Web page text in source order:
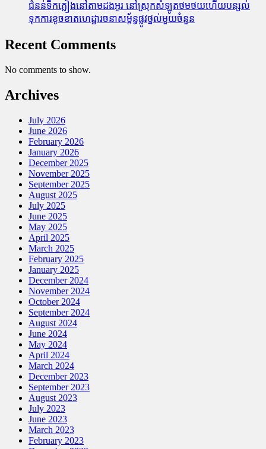
ជំនន់​ទឹកភ្លៀង​នៅ​តាម​ដងអូរ​ នៅ​ស្រុក​សំឡូត​ថមថយ​ហើយ​បន្សល់​
ទុក​ការ​ខូចខាត​ហេដ្ឋារចនាសម្ព័ន្ធ​ផ្លូវថ្នល់​មួយ​ចំនួន
Recent Comments
No comments to show.
Archives
July 2026
June 2026
February 2026
January 2026
December 2025
November 2025
September 2025
August 2025
July 2025
June 2025
May 2025
April 2025
March 2025
February 2025
January 2025
December 2024
November 2024
October 2024
September 2024
August 2024
June 2024
May 2024
April 2024
March 2024
December 2023
September 2023
August 2023
July 2023
June 2023
March 2023
February 2023